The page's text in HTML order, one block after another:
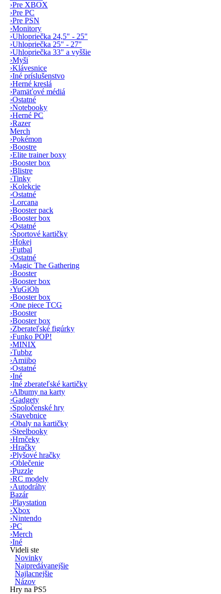
›Pre XBOX
›Pre PC
›Pre PSN
›Monitory
›Uhlopriečka 24,5" - 25"
›Uhlopriečka 25" - 27"
›Uhlopriečka 33" a vyššie
›Myši
›Klávesnice
›Iné príslušenstvo
›Herné kreslá
›Pamäťové médiá
›Ostatné
›Notebooky
›Herné PC
›Razer
Merch
›Pokémon
›Boostre
›Elite trainer boxy
›Booster box
›Blistre
›Tinky
›Kolekcie
›Ostatné
›Lorcana
›Booster pack
›Booster box
›Ostatné
›Športové kartičky
›Hokej
›Futbal
›Ostatné
›Magic The Gathering
›Booster
›Booster box
›YuGiOh
›Booster box
›One piece TCG
›Booster
›Booster box
›Zberateľské figúrky
›Funko POP!
›MINIX
›Tubbz
›Amiibo
›Ostatné
›Iné
›Iné zberateľské kartičky
›Albumy na karty
›Gadgety
›Spoločenské hry
›Stavebnice
›Obaly na kartičky
›Steelbooky
›Hrnčeky
›Hračky
›Plyšové hračky
›Oblečenie
›Puzzle
›RC modely
›Autodráhy
Bazár
›Playstation
›Xbox
›Nintendo
›PC
›Merch
›Iné
Videli ste
Novinky
Najpredávanejšie
Najlacnejšie
Názov
Hry na PS5